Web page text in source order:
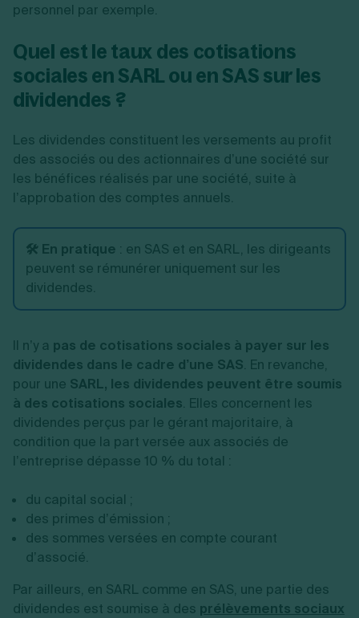
personnel par exemple.
Quel est le taux des cotisations
sociales en SARL ou en SAS sur les
dividendes ?
Les dividendes constituent les versements au profit
des associés ou des actionnaires d’une société sur
les bénéfices réalisés par une société, suite à
l’approbation des comptes annuels.
🛠️ En pratique : en SAS et en SARL, les dirigeants
peuvent se rémunérer uniquement sur les
dividendes.
Il n’y a pas de cotisations sociales à payer sur les
dividendes dans le cadre d’une SAS. En revanche,
pour une SARL, les dividendes peuvent être soumis
à des cotisations sociales. Elles concernent les
dividendes perçus par le gérant majoritaire, à
condition que la part versée aux associés de
l’entreprise dépasse 10 % du total :
du capital social ;
des primes d’émission ;
des sommes versées en compte courant
d’associé.
Par ailleurs, en SARL comme en SAS, une partie des
dividendes est soumise à des prélèvements sociaux